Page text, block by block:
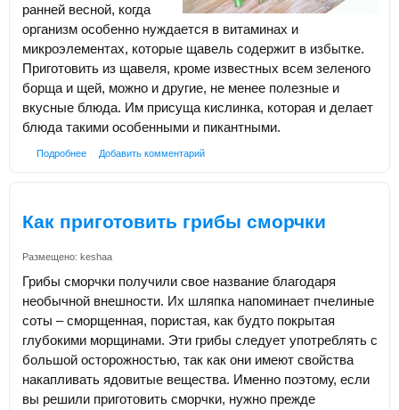
ранней весной, когда
организм особенно нуждается в витаминах и
микроэлементах, которые щавель содержит в избытке.
Приготовить из щавеля, кроме известных всем зеленого
борща и щей, можно и другие, не менее полезные и
вкусные блюда. Им присуща кислинка, которая и делает
блюда такими особенными и пикантными.
Подробнее Добавить комментарий
Как приготовить грибы сморчки
Размещено: keshaa
Грибы сморчки получили свое название благодаря
необычной внешности. Их шляпка напоминает пчелиные
соты – сморщенная, пористая, как будто покрытая
глубокими морщинами. Эти грибы следует употреблять с
большой осторожностью, так как они имеют свойства
накапливать ядовитые вещества. Именно поэтому, если
вы решили приготовить сморчки, нужно прежде